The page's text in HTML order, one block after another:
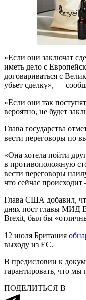
«Если они заключат
иметь дело с
договариваться с
убьет сделку», —
«Если они так
вероятно, не будет
Глава государства
вести переговоры по
«Она хотела пойти
в противоположную
вести переговоры
что сейчас
Глава США добавил,
днях пост главы МИД
Brexit, был бы
12 июля Британия
выходу из ЕС.
В предисловии к
гарантировать, что
ПОДЕЛИТЬСЯ В